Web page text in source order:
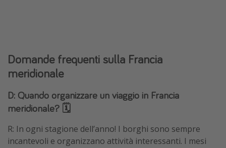
Domande frequenti sulla Francia
meridionale
D: Quando organizzare un viaggio in Francia
meridionale? 🗓️
R: In ogni stagione dell’anno! I borghi sono sempre
incantevoli e organizzano attività interessanti. I mesi